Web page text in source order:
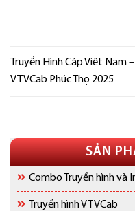
SẢN
Combo Truyền hình và
Truyền hình VTVCab
Truyền Hình Cáp Việt Nam –
VTVCab Phúc Thọ 2025